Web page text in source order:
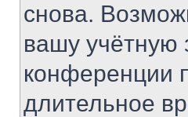
снова.
вашу учётную
конференции
длительное